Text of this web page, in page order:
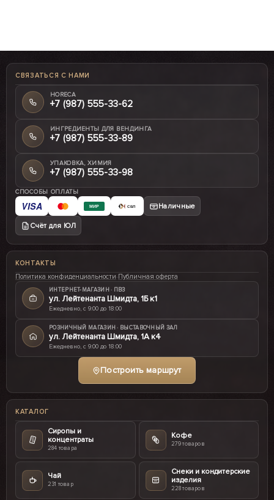
СВЯЗАТЬСЯ С НАМИ
HORECA
+7 (987) 555-33-62
ИНГРЕДИЕНТЫ ДЛЯ ВЕНДИНГА
+7 (987) 555-33-89
УПАКОВКА, ХИМИЯ
+7 (987) 555-33-98
СПОСОБЫ ОПЛАТЫ
VISA МИР СБП Наличные
Счёт для ЮЛ
КОНТАКТЫ
Политика конфиденциальности· Публичная оферта
ИНТЕРНЕТ-МАГАЗИН · ПВЗ
ул. Лейтенанта Шмидта, 1Б к1
Ежедневно, с 9:00 до 18:00
РОЗНИЧНЫЙ МАГАЗИН · ВЫСТАВОЧНЫЙ ЗАЛ
ул. Лейтенанта Шмидта, 1А к4
Ежедневно, с 9:00 до 18:00
Построить маршрут
КАТАЛОГ
Сиропы и
концентраты
284 товара
Кофе
279 товаров
Чай
231 товар
Снеки и кондитерские
изделия
228 товаров